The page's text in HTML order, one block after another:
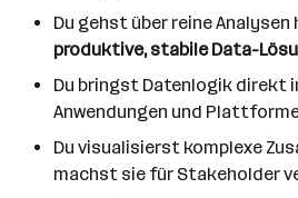
Du gehst über reine
produktive, stabile Data-
Du bringst Datenlogik direkt
Anwendungen und
Du visualisierst komplexe
machst sie für Stakeholder